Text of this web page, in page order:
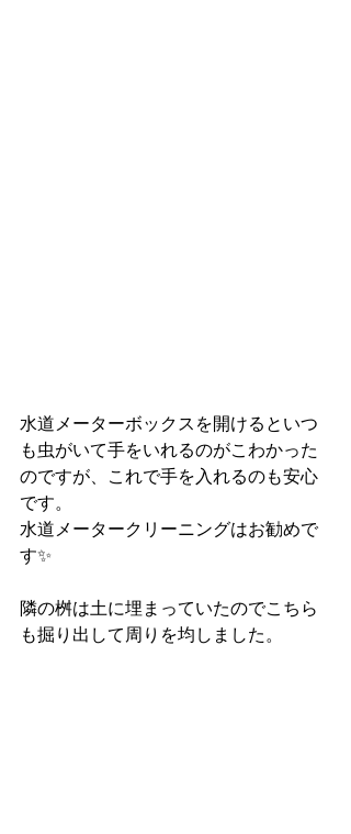
水道メーターボックスを開けるといつ
も虫がいて手をいれるのがこわかった
のですが、これで手を入れるのも安心
です。
水道メータークリーニングはお勧めで
す✨
隣の桝は土に埋まっていたのでこちら
も掘り出して周りを均しました。